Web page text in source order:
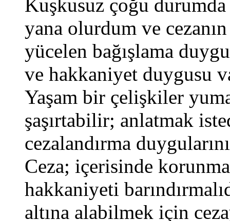
Kuşkusuz çoğu
yana olurdum ve
yücelen bağışlama
ve hakkaniyet duygusu
Yaşam bir çelişkiler
şaşırtabilir; anlatmak
cezalandırma
Ceza; içerisinde
hakkaniyeti
altına alabilmek için